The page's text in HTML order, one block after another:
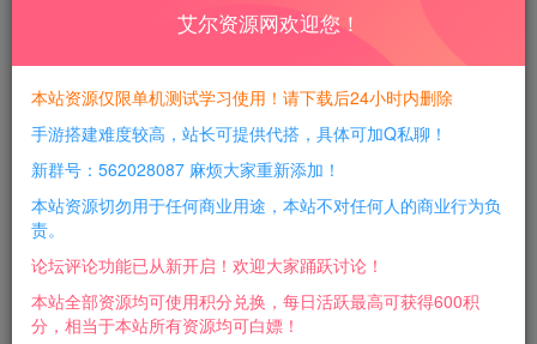
每日活跃最高可获得600积分！所有资源可以使用
积分免费兑换！
游戏介绍：
测试吧，安卓我使用的雷电模拟器！
游戏截图：
艾尔资源网欢迎您！
本站资源仅限单机测试学习使用！请下载后24小时内删除
手游搭建难度较高，站长可提供代搭，具体可加Q私聊！
新群号：562028087 麻烦大家重新添加！
本站资源切勿用于任何商业用途，本站不对任何人的商业行为负
责。
论坛评论功能已从新开启！欢迎大家踊跃讨论！
本站全部资源均可使用积分兑换，每日活跃最高可获得600积
分，相当于本站所有资源均可白嫖！